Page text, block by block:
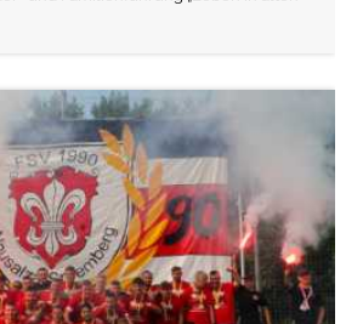
weiterlesen